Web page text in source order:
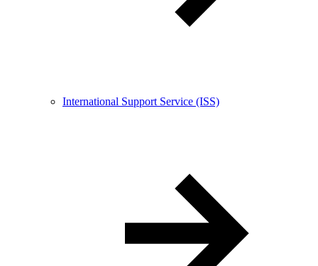
International Support Service (ISS)